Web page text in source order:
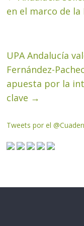
en el marco de
UPA Andalucía
Fernández-
apuesta por la
clave →
Tweets por el